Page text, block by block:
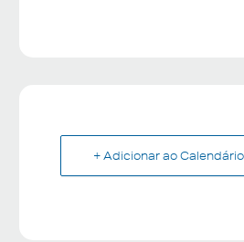
+ Adicionar ao